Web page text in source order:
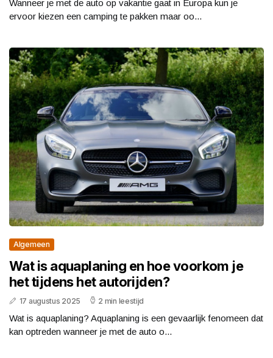
Wanneer je met de auto op vakantie gaat in Europa kun je
ervoor kiezen een camping te pakken maar oo...
Algemeen
Wat is aquaplaning en hoe voorkom je
het tijdens het autorijden?
17 augustus 2025 2 min leestijd
Wat is aquaplaning? Aquaplaning is een gevaarlijk fenomeen dat
kan optreden wanneer je met de auto o...